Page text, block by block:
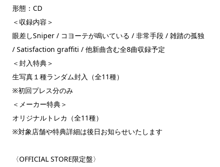
形態：CD
＜収録内容＞
眼差しSniper / コヨーテが鳴いている / 非常手段 / 雑踏の孤独
/ Satisfaction graffiti / 他新曲含む全8曲収録予定
＜封入特典＞
生写真１種ランダム封入（全11種）
※初回プレス分のみ
＜メーカー特典＞
オリジナルトレカ（全11種）
※対象店舗や特典詳細は後日お知らせいたします
〈OFFICIAL STORE限定盤〉